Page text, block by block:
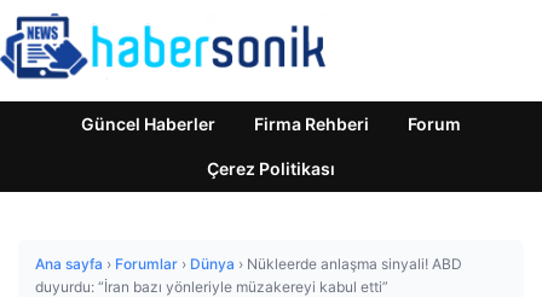
Güncel Haberler Firma Rehberi Forum
Çerez Politikası
Ana sayfa › Forumlar › Dünya › Nükleerde anlaşma sinyali! ABD
duyurdu: “İran bazı yönleriyle müzakereyi kabul etti”